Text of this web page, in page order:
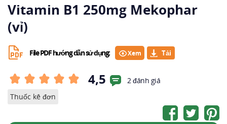
Vitamin B1 250mg Mekophar
(vỉ)
File PDF hướng dẫn sử dụng: Xem
4,5
2 đánh giá
Thuốc kê đơn